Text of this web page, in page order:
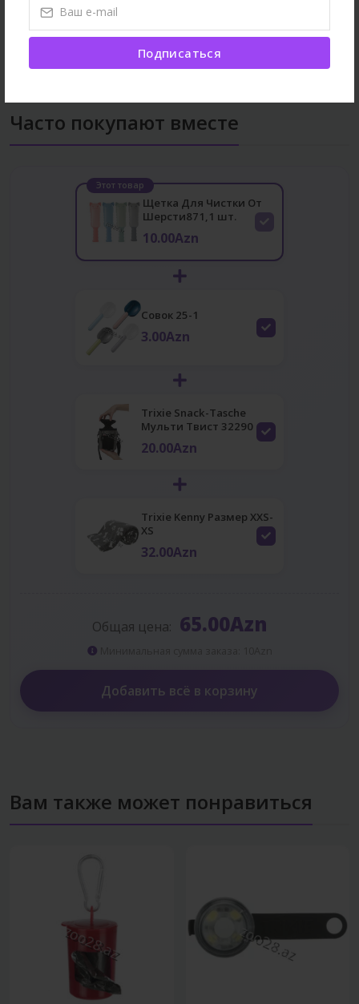
Подписаться
Другие Товары
Все товары
Часто покупают вместе
Этот товар
Щетка Для Чистки От
Шерсти871,1 шт.
10.00Azn
Совок 25-1
3.00Azn
Trixie Snack-Tasche
Мульти Твист 32290
20.00Azn
Trixie Kenny Размер XXS-
XS
32.00Azn
Общая цена: 65.00Azn
Добавить всё в корзину
Вам также может понравиться